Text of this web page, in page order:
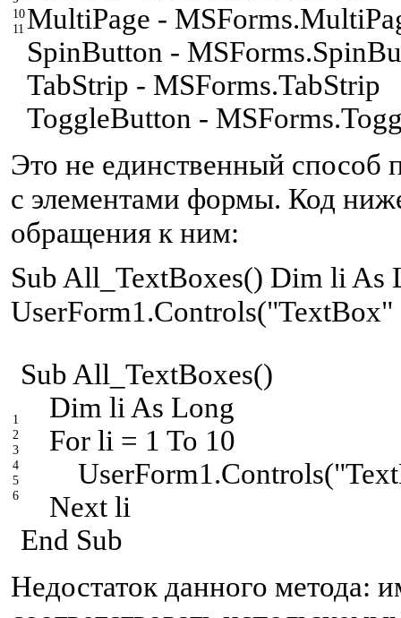
10
11 MultiPage -
SpinButton -
TabStrip - MSForms.TabStrip
ToggleButton -
Это не единственный способ
с элементами формы. Код
обращения к ним:
Sub All_TextBoxes() Dim li As
1
2
3
4
5
6
Sub All_TextBoxes()
Dim li As Long
For li = 1 To 10
Next li
End Sub
Недостаток данного метода: